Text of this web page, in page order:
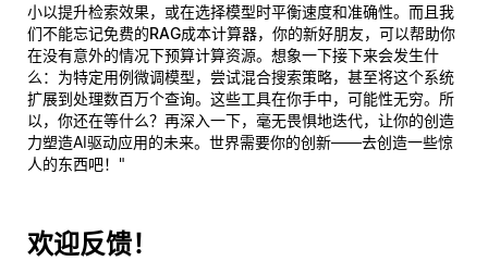
小以提升检索效果，或在选择模型时平衡速度和准确性。而且我
们不能忘记免费的RAG成本计算器，你的新好朋友，可以帮助你
在没有意外的情况下预算计算资源。想象一下接下来会发生什
么：为特定用例微调模型，尝试混合搜索策略，甚至将这个系统
扩展到处理数百万个查询。这些工具在你手中，可能性无穷。所
以，你还在等什么？再深入一下，毫无畏惧地迭代，让你的创造
力塑造AI驱动应用的未来。世界需要你的创新——去创造一些惊
人的东西吧！"
欢迎反馈！